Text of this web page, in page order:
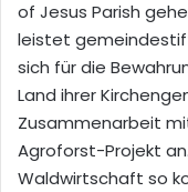
of Jesus Parish
leistet
sich für die
Land ihrer
Zusammenarbeit
Agroforst-Projekt
Waldwirtschaft so